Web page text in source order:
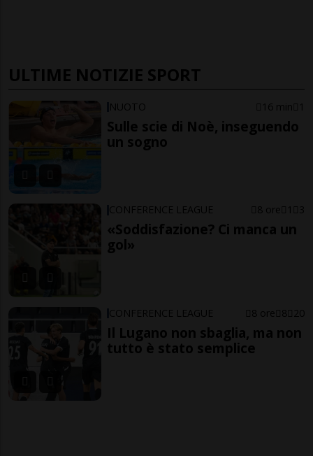
ULTIME NOTIZIE SPORT
NUOTO 16 min 1
Sulle scie di Noè, inseguendo
un sogno
CONFERENCE LEAGUE 8 ore 1 3
«Soddisfazione? Ci manca un
gol»
CONFERENCE LEAGUE 8 ore 8 20
Il Lugano non sbaglia, ma non
tutto è stato semplice